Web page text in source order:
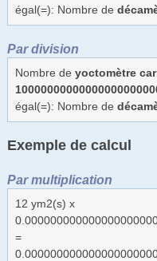
égal(=): Nombre de
Par division
Nombre de yoctomètre
égal(=): Nombre de
Exemple de calcul
Par multiplication
12 ym2(s) x
=